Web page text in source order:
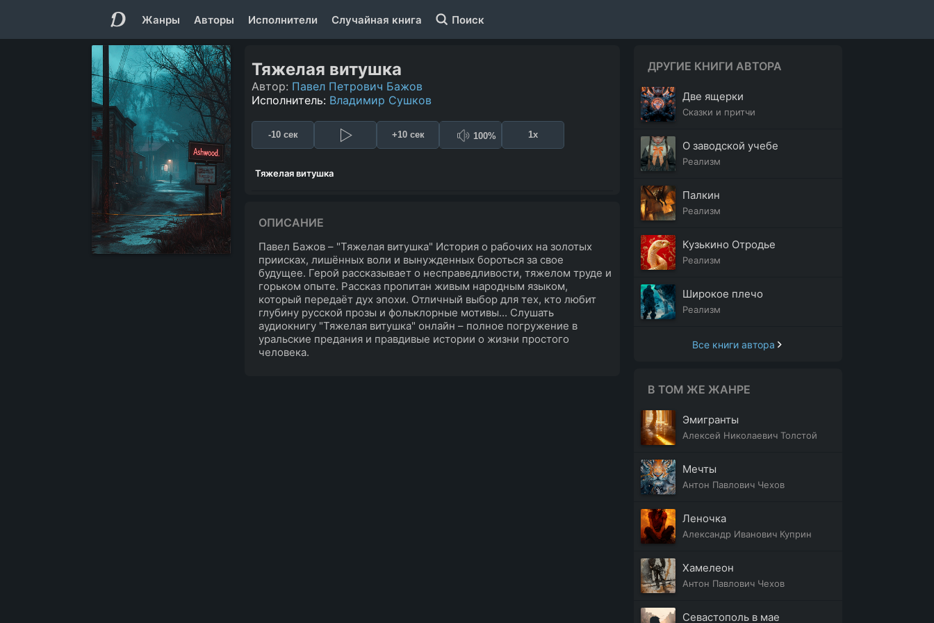
Жанры Авторы Исполнители Случайная книга Поиск
Тяжелая витушка
Автор: Павел Петрович Бажов
Исполнитель: Владимир Сушков
-10 сек +10 сек 100% 1x
Тяжелая витушка
ОПИСАНИЕ
Павел Бажов – "Тяжелая витушка" История о рабочих на золотых
приисках, лишённых воли и вынужденных бороться за свое
будущее. Герой рассказывает о несправедливости, тяжелом труде и
горьком опыте. Рассказ пропитан живым народным языком,
который передаёт дух эпохи. Отличный выбор для тех, кто любит
глубину русской прозы и фольклорные мотивы... Слушать
аудиокнигу "Тяжелая витушка" онлайн – полное погружение в
уральские предания и правдивые истории о жизни простого
человека.
ДРУГИЕ КНИГИ АВТОРА
Две ящерки
Сказки и притчи
О заводской учебе
Реализм
Палкин
Реализм
Кузькино Отродье
Реализм
Широкое плечо
Реализм
Все книги автора
В ТОМ ЖЕ ЖАНРЕ
Эмигранты
Алексей Николаевич Толстой
Мечты
Антон Павлович Чехов
Леночка
Александр Иванович Куприн
Хамелеон
Антон Павлович Чехов
Севастополь в мае